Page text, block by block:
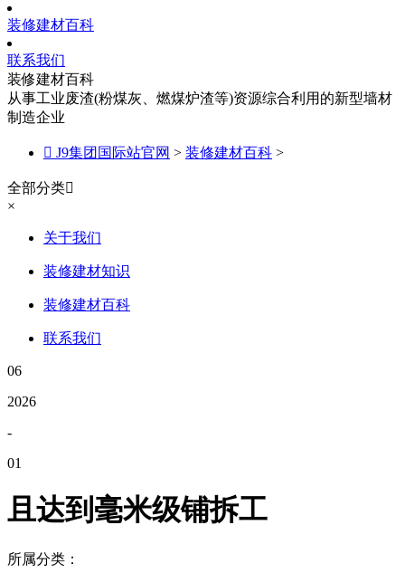
装修建材百科
联系我们
装修建材百科
从事工业废渣(粉煤灰、燃煤炉渣等)资源综合利用的新型墙材
制造企业
 J9集团国际站官网 > 装修建材百科 >
全部分类
×
关于我们
装修建材知识
装修建材百科
联系我们
06
2026
-
01
且达到毫米级铺拆工
所属分类：